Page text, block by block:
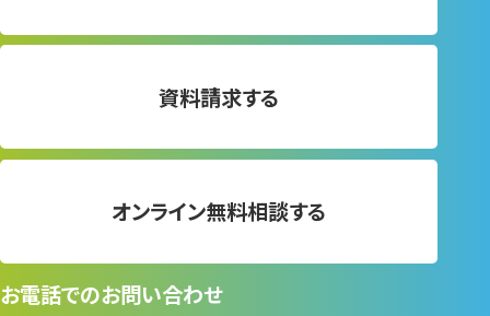
資料請求する
オンライン無料相談する
お電話でのお問い合わせ